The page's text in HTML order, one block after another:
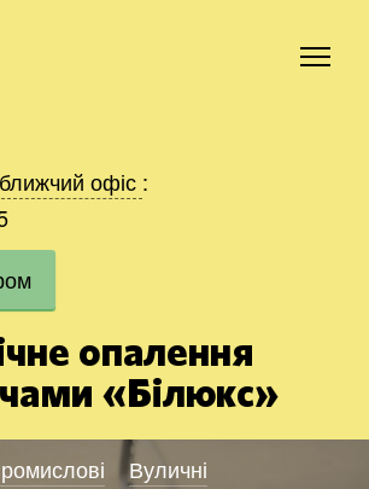
офіс :
опалення
«Білюкс»
Вуличні